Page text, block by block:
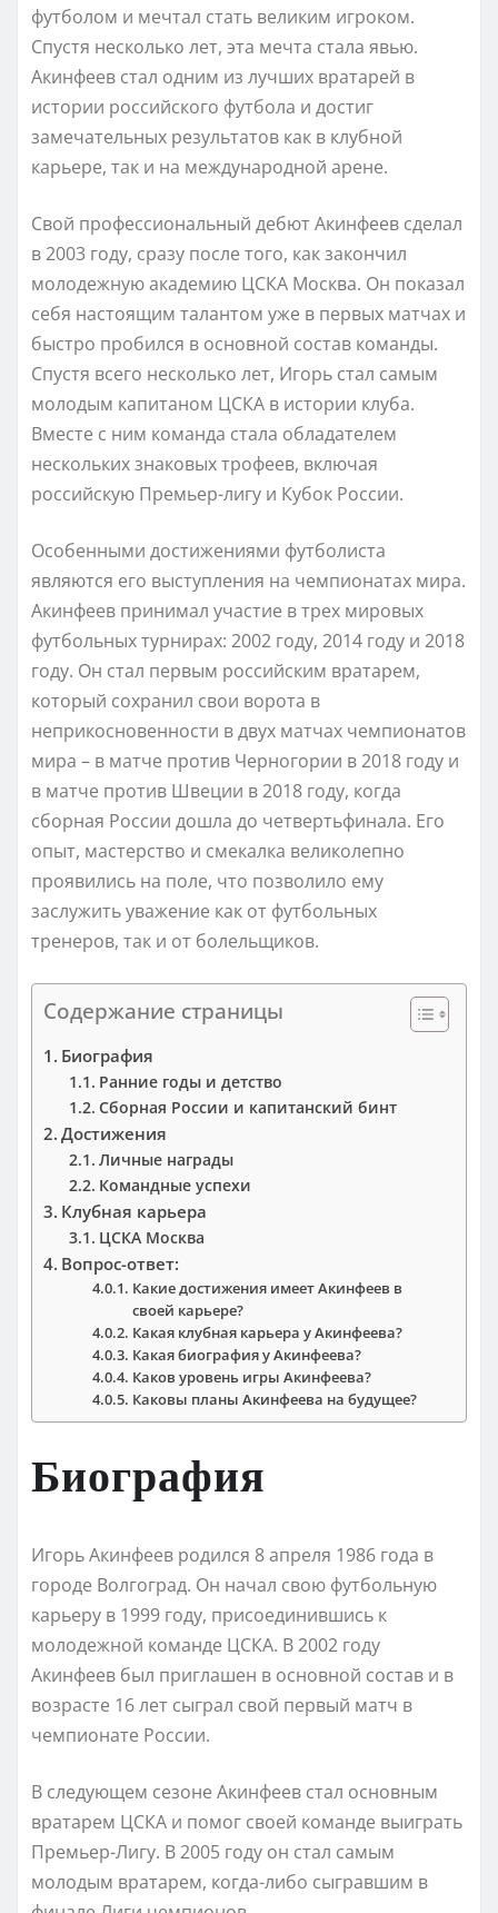
футболом и мечтал стать великим игроком.
Спустя несколько лет, эта мечта стала явью.
Акинфеев стал одним из лучших вратарей в
истории российского футбола и достиг
замечательных результатов как в клубной
карьере, так и на международной арене.
Свой профессиональный дебют Акинфеев сделал
в 2003 году, сразу после того, как закончил
молодежную академию ЦСКА Москва. Он показал
себя настоящим талантом уже в первых матчах и
быстро пробился в основной состав команды.
Спустя всего несколько лет, Игорь стал самым
молодым капитаном ЦСКА в истории клуба.
Вместе с ним команда стала обладателем
нескольких знаковых трофеев, включая
российскую Премьер-лигу и Кубок России.
Особенными достижениями футболиста
являются его выступления на чемпионатах мира.
Акинфеев принимал участие в трех мировых
футбольных турнирах: 2002 году, 2014 году и 2018
году. Он стал первым российским вратарем,
который сохранил свои ворота в
неприкосновенности в двух матчах чемпионатов
мира – в матче против Черногории в 2018 году и
в матче против Швеции в 2018 году, когда
сборная России дошла до четвертьфинала. Его
опыт, мастерство и смекалка великолепно
проявились на поле, что позволило ему
заслужить уважение как от футбольных
тренеров, так и от болельщиков.
Содержание страницы
Биография
Ранние годы и детство
Сборная России и капитанский бинт
Достижения
Личные награды
Командные успехи
Клубная карьера
ЦСКА Москва
Вопрос-ответ:
Какие достижения имеет Акинфеев в
своей карьере?
Какая клубная карьера у Акинфеева?
Какая биография у Акинфеева?
Каков уровень игры Акинфеева?
Каковы планы Акинфеева на будущее?
Биография
Игорь Акинфеев родился 8 апреля 1986 года в
городе Волгоград. Он начал свою футбольную
карьеру в 1999 году, присоединившись к
молодежной команде ЦСКА. В 2002 году
Акинфеев был приглашен в основной состав и в
возрасте 16 лет сыграл свой первый матч в
чемпионате России.
В следующем сезоне Акинфеев стал основным
вратарем ЦСКА и помог своей команде выиграть
Премьер-Лигу. В 2005 году он стал самым
молодым вратарем, когда-либо сыгравшим в